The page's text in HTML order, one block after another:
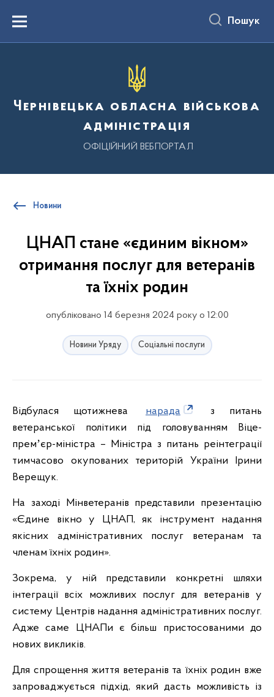
вмістуMenu Пошук
Чернівецька обласна військова
адміністрація
ОФІЦІЙНИЙ ВЕБПОРТАЛ
Новини
ЦНАП стане «єдиним вікном»
отримання послуг для ветеранів
та їхніх родин
опубліковано 14 березня 2024 року о 12:00
Новини Уряду Соціальні послуги
Відбулася щотижнева нарада
з питань
ветеранської політики під головуванням Віце-
премʼєр-міністра – Міністра з питань реінтеграції
тимчасово окупованих територій України Ірини
Верещук.
На заході Мінветеранів представили презентацію
«Єдине вікно у ЦНАП, як інструмент надання
якісних адміністративних послуг ветеранам та
членам їхніх родин».
Зокрема, у ній представили конкретні шляхи
інтеграції всіх можливих послуг для ветеранів у
систему Центрів надання адміністративних послуг.
Адже саме ЦНАПи є більш пристосованими до
нових викликів.
Для спрощення життя ветеранів та їхніх родин вже
запроваджується підхід, який дасть можливість із